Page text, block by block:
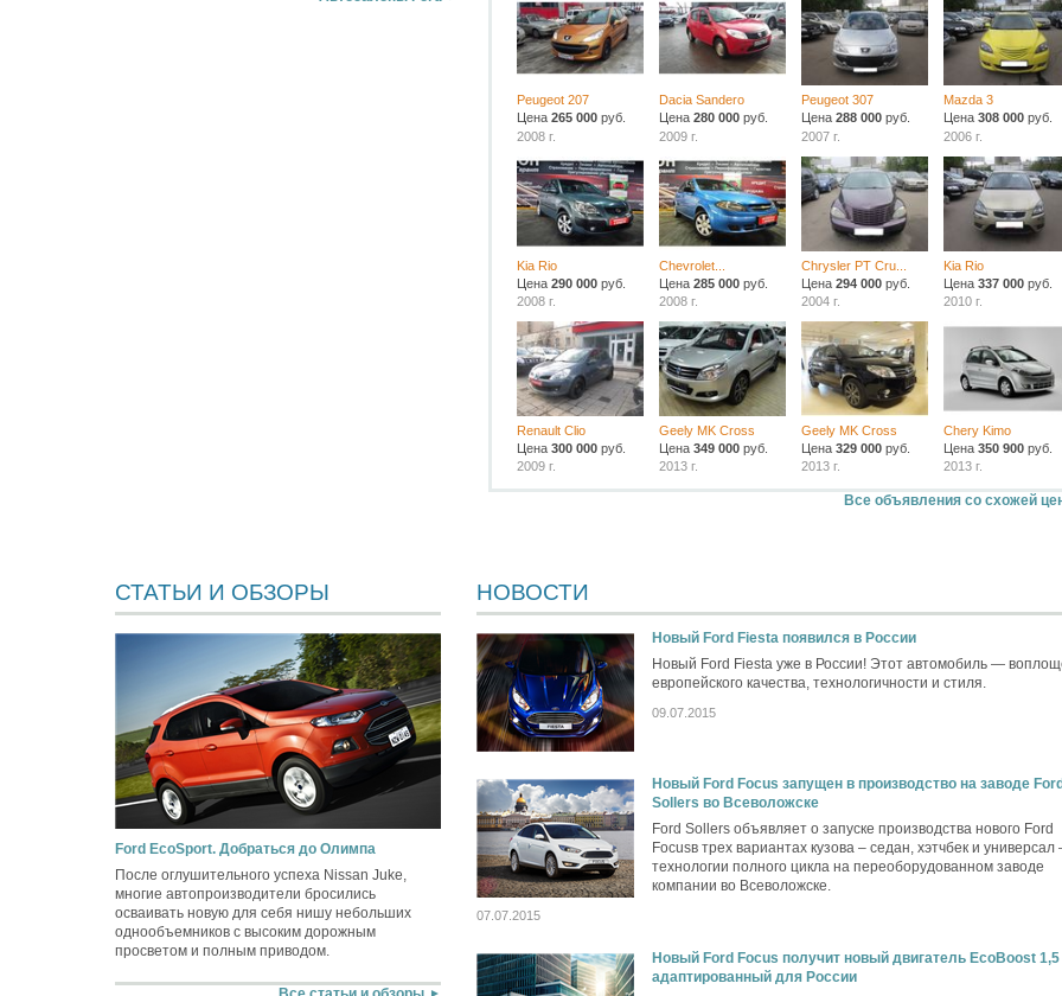
Peugeot 207
Цена265 000 руб.
2008 г.
Dacia Sandero
Цена280 000 руб.
2009 г.
Peugeot 307
Цена 288 000руб.
2007 г.
Mazda 3
Цена 308 000руб.
2006 г.
Kia Rio
Цена290 000 руб.
2008 г.
Chevrolet...
Цена285 000 руб.
2008 г.
Chrysler PT Cru...
Цена 294 000руб.
2004 г.
Kia Rio
Цена 337 000руб.
2010 г.
Renault Clio
Цена300 000 руб.
2009 г.
Geely MK Cross
Цена349 000 руб.
2013 г.
Geely MK Cross
Цена 329 000руб.
2013 г.
Chery Kimo
Цена 350 900руб.
2013 г.
Все объявления со схожей
СТАТЬИ И ОБЗОРЫ
Ford EcoSport. Добраться до Олимпа
После оглушительного успеха Nissan Juke,
многие автопроизводители бросились
осваивать новую для себя нишу небольших
однообъемников с высоким дорожным
просветом и полным приводом.
НОВОСТИ
Новый Ford Fiesta появился в России
Новый Ford Fiesta уже в России! Этот автомобиль —
европейского качества, технологичности и стиля.
09.07.2015
Новый Ford Focus запущен в производство на заводе
Sollers во Всеволожске
Ford Sollers объявляет о запуске производства нового Ford
Focusв трех вариантах кузова – седан, хэтчбек и универсал
технологии полного цикла на переоборудованном заводе
компании во Всеволожске.
07.07.2015
Новый Ford Focus получит новый двигатель EcoBoost 1,5
адаптированный для России